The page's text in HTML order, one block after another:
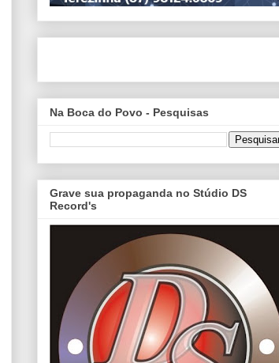
Na Boca do Povo - Pesquisas
Grave sua propaganda no Stúdio DS
Record's